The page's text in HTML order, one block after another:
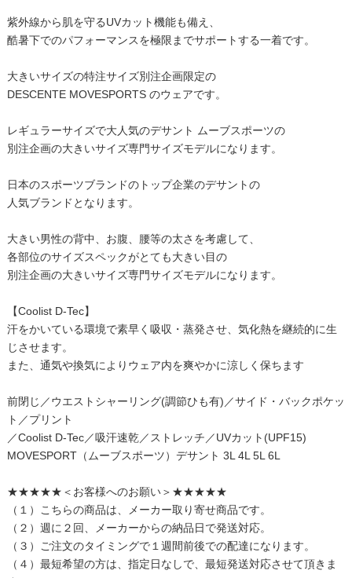
紫外線から肌を守るUVカット機能も備え、
酷暑下でのパフォーマンスを極限までサポートする一着です。
大きいサイズの特注サイズ別注企画限定の
DESCENTE MOVESPORTS のウェアです。
レギュラーサイズで大人気のデサント ムーブスポーツの
別注企画の大きいサイズ専門サイズモデルになります。
日本のスポーツブランドのトップ企業のデサントの
人気ブランドとなります。
大きい男性の背中、お腹、腰等の太さを考慮して、
各部位のサイズスペックがとても大きい目の
別注企画の大きいサイズ専門サイズモデルになります。
【Coolist D-Tec】
汗をかいている環境で素早く吸収・蒸発させ、気化熱を継続的に生
じさせます。
また、通気や換気によりウェア内を爽やかに涼しく保ちます
前閉じ／ウエストシャーリング(調節ひも有)／サイド・バックポケッ
ト／プリント
／Coolist D-Tec／吸汗速乾／ストレッチ／UVカット(UPF15)
MOVESPORT（ムーブスポーツ）デサント 3L 4L 5L 6L
★★★★★＜お客様へのお願い＞★★★★★
（１）こちらの商品は、メーカー取り寄せ商品です。
（２）週に２回、メーカーからの納品日で発送対応。
（３）ご注文のタイミングで１週間前後での配達になります。
（４）最短希望の方は、指定日なしで、最短発送対応させて頂きま